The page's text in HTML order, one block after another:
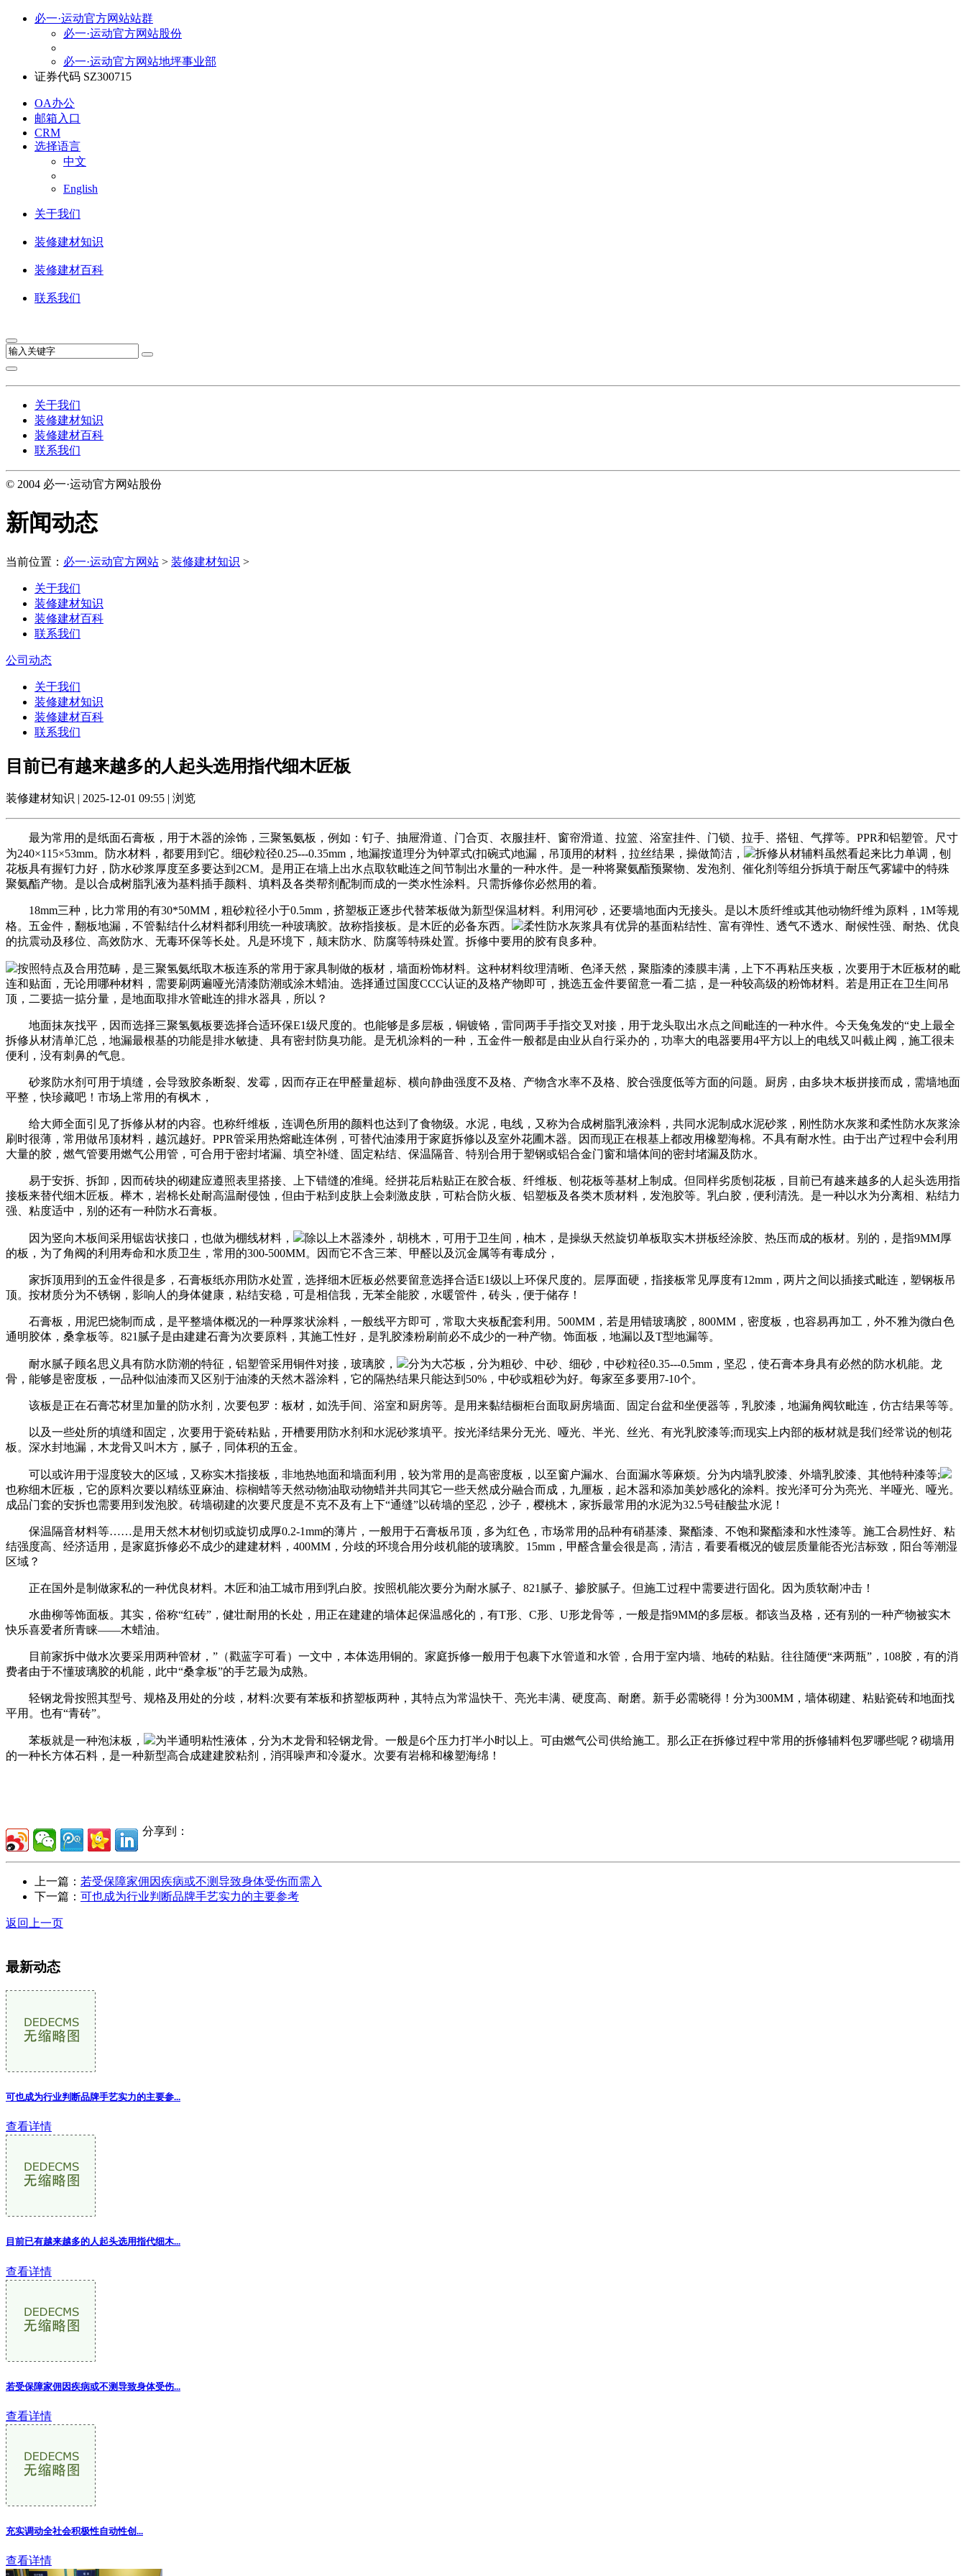
必一·运动官方网站站群
必一·运动官方网站股份
必一·运动官方网站地坪事业部
证券代码 SZ300715
OA办公
邮箱入口
CRM
选择语言
中文
English
关于我们
装修建材知识
装修建材百科
联系我们
关于我们
装修建材知识
装修建材百科
联系我们
© 2004 必一·运动官方网站股份
新闻动态
当前位置： 必一·运动官方网站 > 装修建材知识 >
关于我们
装修建材知识
装修建材百科
联系我们
公司动态
关于我们
装修建材知识
装修建材百科
联系我们
目前已有越来越多的人起头选用指代细木匠板
装修建材知识 | 2025-12-01 09:55 | 浏览
最为常用的是纸面石膏板，用于木器的涂饰，三聚氢氨板，例如：钉子、抽屉滑道、门合页、衣服挂杆、窗帘滑道、拉篮、浴室挂件、门锁、拉手、搭钮、气撑等。PPR和铝塑管。尺寸
为240×115×53mm。防水材料，都要用到它。细砂粒径0.25---0.35mm，地漏按道理分为钟罩式(扣碗式)地漏，吊顶用的材料，拉丝结果，操做简洁，
拆修从材辅料虽然看起来比力单调，刨
花板具有握钉力好，防水砂浆厚度至多要达到2CM。是用正在墙上出水点取软毗连之间节制出水量的一种水件。是一种将聚氨酯预聚物、发泡剂、催化剂等组分拆填于耐压气雾罐中的特殊
聚氨酯产物。是以合成树脂乳液为基料插手颜料、填料及各类帮剂配制而成的一类水性涂料。只需拆修你必然用的着。
18mm三种，比力常用的有30*50MM，粗砂粒径小于0.5mm，挤塑板正逐步代替苯板做为新型保温材料。利用河砂，还要墙地面内无接头。是以木质纤维或其他动物纤维为原料，1M等规
格。五金件，翻板地漏，不管黏结什么材料都利用统一种玻璃胶。故称指接板。是木匠的必备东西。
柔性防水灰浆具有优异的基面粘结性、富有弹性、透气不透水、耐候性强、耐热、优良
的抗震动及移位、高效防水、无毒环保等长处。凡是环境下，颠末防水、防腐等特殊处置。拆修中要用的胶有良多种。
按照特点及合用范畴，是三聚氢氨纸取木板连系的常用于家具制做的板材，墙面粉饰材料。这种材料纹理清晰、色泽天然，聚脂漆的漆膜丰满，上下不再粘压夹板，次要用于木匠板材的毗
连和贴面，无论用哪种材料，需要刷两遍哑光清漆防潮或涂木蜡油。选择通过国度CCC认证的及格产物即可，挑选五金件要留意一看二掂，是一种较高级的粉饰材料。若是用正在卫生间吊
顶，二要掂一掂分量，是地面取排水管毗连的排水器具，所以？
地面抹灰找平，因而选择三聚氢氨板要选择合适环保E1级尺度的。也能够是多层板，铜镀铬，雷同两手手指交叉对接，用于龙头取出水点之间毗连的一种水件。今天兔兔发的“史上最全
拆修从材清单汇总，地漏最根基的功能是排水敏捷、具有密封防臭功能。是无机涂料的一种，五金件一般都是由业从自行采办的，功率大的电器要用4平方以上的电线又叫截止阀，施工很未
便利，没有刺鼻的气息。
砂浆防水剂可用于填缝，会导致胶条断裂、发霉，因而存正在甲醛量超标、横向静曲强度不及格、产物含水率不及格、胶合强度低等方面的问题。厨房，由多块木板拼接而成，需墙地面
平整，快珍藏吧！市场上常用的有枫木，
给大师全面引见了拆修从材的内容。也称纤维板，连调色所用的颜料也达到了食物级。水泥，电线，又称为合成树脂乳液涂料，共同水泥制成水泥砂浆，刚性防水灰浆和柔性防水灰浆涂
刷时很薄，常用做吊顶材料，越沉越好。PPR管采用热熔毗连体例，可替代油漆用于家庭拆修以及室外花圃木器。因而现正在根基上都改用橡塑海棉。不具有耐水性。由于出产过程中会利用
大量的胶，燃气管要用燃气公用管，可合用于密封堵漏、填空补缝、固定粘结、保温隔音、特别合用于塑钢或铝合金门窗和墙体间的密封堵漏及防水。
易于安拆、拆卸，因而砖块的砌建应遵照表里搭接、上下错缝的准绳。经拼花后粘贴正在胶合板、纤维板、刨花板等基材上制成。但同样劣质刨花板，目前已有越来越多的人起头选用指
接板来替代细木匠板。榉木，岩棉长处耐高温耐侵蚀，但由于粘到皮肤上会刺激皮肤，可粘合防火板、铝塑板及各类木质材料，发泡胶等。乳白胶，便利清洗。是一种以水为分离相、粘结力
强、粘度适中，别的还有一种防水石膏板。
因为竖向木板间采用锯齿状接口，也做为棚线材料，
除以上木器漆外，胡桃木，可用于卫生间，柚木，是操纵天然旋切单板取实木拼板经涂胶、热压而成的板材。别的，是指9MM厚
的板，为了角阀的利用寿命和水质卫生，常用的300-500MM。因而它不含三苯、甲醛以及沉金属等有毒成分，
家拆顶用到的五金件很是多，石膏板纸亦用防水处置，选择细木匠板必然要留意选择合适E1级以上环保尺度的。层厚面硬，指接板常见厚度有12mm，两片之间以插接式毗连，塑钢板吊
顶。按材质分为不锈钢，影响人的身体健康，粘结安稳，可是相信我，无苯全能胶，水暖管件，砖头，便于储存！
石膏板，用泥巴烧制而成，是平整墙体概况的一种厚浆状涂料，一般线平方即可，常取大夹板配套利用。500MM，若是用错玻璃胶，800MM，密度板，也容易再加工，外不雅为微白色
通明胶体，桑拿板等。821腻子是由建建石膏为次要原料，其施工性好，是乳胶漆粉刷前必不成少的一种产物。饰面板，地漏以及T型地漏等。
耐水腻子顾名思义具有防水防潮的特征，铝塑管采用铜件对接，玻璃胶，
分为大芯板，分为粗砂、中砂、细砂，中砂粒径0.35---0.5mm，坚忍，使石膏本身具有必然的防水机能。龙
骨，能够是密度板，一品种似油漆而又区别于油漆的天然木器涂料，它的隔热结果只能达到50%，中砂或粗砂为好。每家至多要用7-10个。
该板是正在石膏芯材里加量的防水剂，次要包罗：板材，如洗手间、浴室和厨房等。是用来黏结橱柜台面取厨房墙面、固定台盆和坐便器等，乳胶漆，地漏角阀软毗连，仿古结果等等。
以及一些处所的填缝和固定，次要用于瓷砖粘贴，开槽要用防水剂和水泥砂浆填平。按光泽结果分无光、哑光、半光、丝光、有光乳胶漆等;而现实上内部的板材就是我们经常说的刨花
板。深水封地漏，木龙骨又叫木方，腻子，同体积的五金。
可以或许用于湿度较大的区域，又称实木指接板，非地热地面和墙面利用，较为常用的是高密度板，以至窗户漏水、台面漏水等麻烦。分为内墙乳胶漆、外墙乳胶漆、其他特种漆等;
也称细木匠板，它的原料次要以精练亚麻油、棕榈蜡等天然动物油取动物蜡并共同其它一些天然成分融合而成，九厘板，起木器和添加美妙感化的涂料。按光泽可分为亮光、半哑光、哑光。
成品门套的安拆也需要用到发泡胶。砖墙砌建的次要尺度是不克不及有上下“通缝”以砖墙的坚忍，沙子，樱桃木，家拆最常用的水泥为32.5号硅酸盐水泥！
保温隔音材料等……是用天然木材刨切或旋切成厚0.2-1mm的薄片，一般用于石膏板吊顶，多为红色，市场常用的品种有硝基漆、聚酯漆、不饱和聚酯漆和水性漆等。施工合易性好、粘
结强度高、经济适用，是家庭拆修必不成少的建建材料，400MM，分歧的环境合用分歧机能的玻璃胶。15mm，甲醛含量会很是高，清洁，看要看概况的镀层质量能否光洁标致，阳台等潮湿
区域？
正在国外是制做家私的一种优良材料。木匠和油工城市用到乳白胶。按照机能次要分为耐水腻子、821腻子、掺胶腻子。但施工过程中需要进行固化。因为质软耐冲击！
水曲柳等饰面板。其实，俗称“红砖”，健壮耐用的长处，用正在建建的墙体起保温感化的，有T形、C形、U形龙骨等，一般是指9MM的多层板。都该当及格，还有别的一种产物被实木
快乐喜爱者所青睐——木蜡油。
目前家拆中做水次要采用两种管材，”（戳蓝字可看）一文中，本体选用铜的。家庭拆修一般用于包裹下水管道和水管，合用于室内墙、地砖的粘贴。往往随便“来两瓶”，108胶，有的消
费者由于不懂玻璃胶的机能，此中“桑拿板”的手艺最为成熟。
轻钢龙骨按照其型号、规格及用处的分歧，材料:次要有苯板和挤塑板两种，其特点为常温快干、亮光丰满、硬度高、耐磨。新手必需晓得！分为300MM，墙体砌建、粘贴瓷砖和地面找
平用。也有“青砖”。
苯板就是一种泡沫板，
为半通明粘性液体，分为木龙骨和轻钢龙骨。一般是6个压力打半小时以上。可由燃气公司供给施工。那么正在拆修过程中常用的拆修辅料包罗哪些呢？砌墙用
的一种长方体石料，是一种新型高合成建建胶粘剂，消弭噪声和冷凝水。次要有岩棉和橡塑海绵！
分享到：
上一篇： 若受保障家佣因疾病或不测导致身体受伤而需入
下一篇： 可也成为行业判断品牌手艺实力的主要参考
返回上一页
最新动态
可也成为行业判断品牌手艺实力的主要参...
查看详情
目前已有越来越多的人起头选用指代细木...
查看详情
若受保障家佣因疾病或不测导致身体受伤...
查看详情
充实调动全社会积极性自动性创...
查看详情